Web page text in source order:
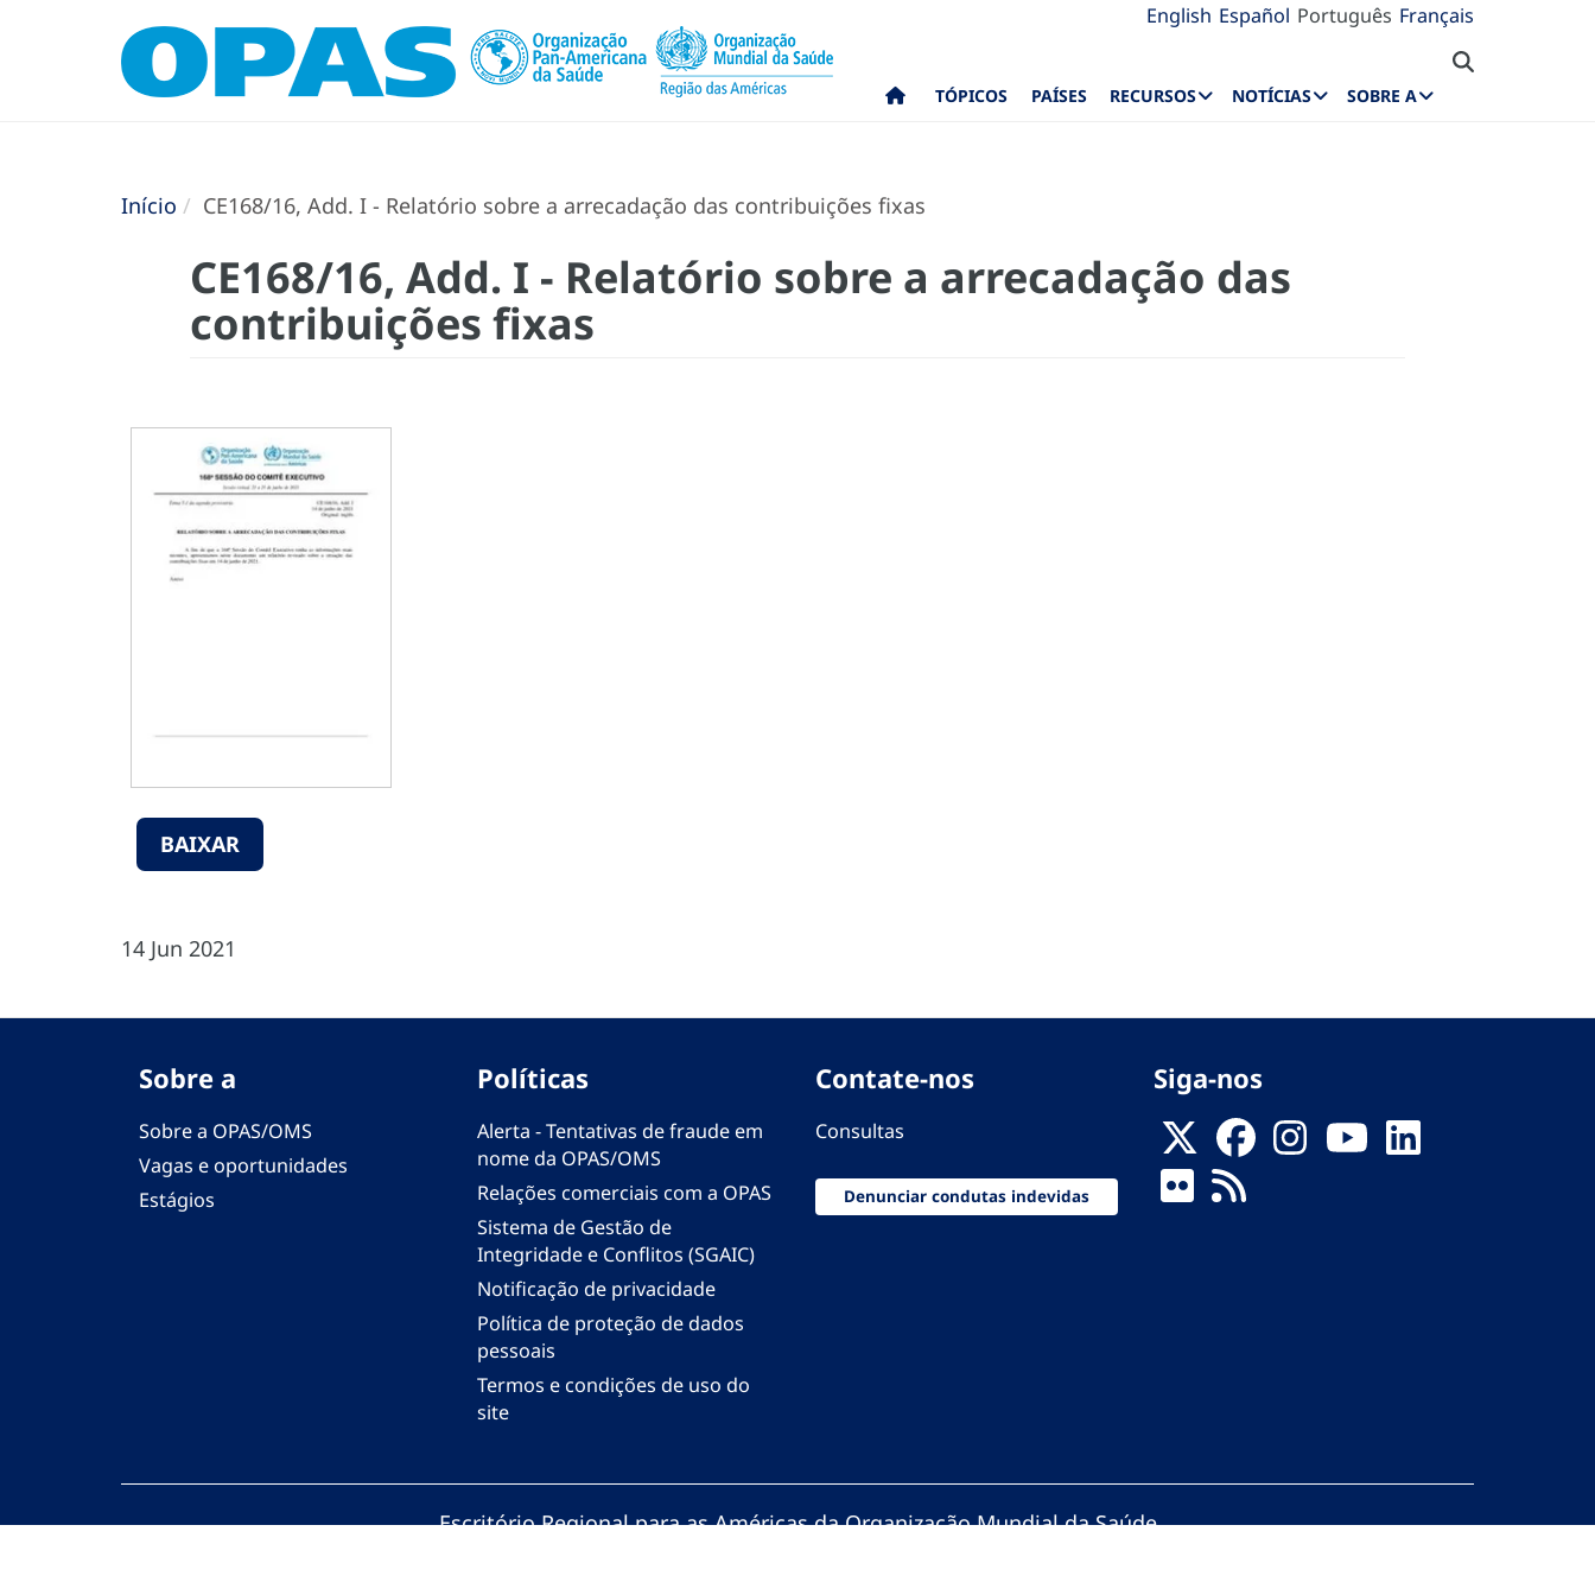
English Español Português Français
TÓPICOS PAÍSES RECURSOS NOTÍCIAS SOBRE A
Início CE168/16, Add. I - Relatório sobre a arrecadação das contribuições fixas
CE168/16, Add. I - Relatório sobre a arrecadação das
contribuições fixas
BAIXAR
14 Jun 2021
Sobre a
Sobre a OPAS/OMS
Vagas e oportunidades
Estágios
Políticas
Alerta - Tentativas de fraude em
nome da OPAS/OMS
Relações comerciais com a OPAS
Sistema de Gestão de
Integridade e Conflitos (SGAIC)
Notificação de privacidade
Política de proteção de dados
pessoais
Termos e condições de uso do
site
Contate-nos
Consultas
Denunciar condutas indevidas
Siga-nos
Escritório Regional para as Américas da Organização Mundial da Saúde